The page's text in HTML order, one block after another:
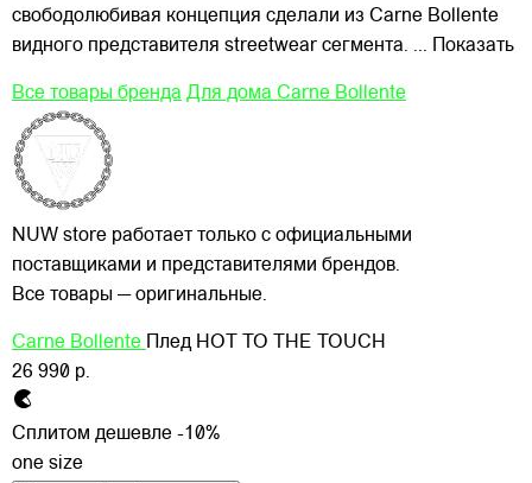
свободолюбивая концепция сделали из Carne Bollente
видного представителя streetwear сегмента. ... Показать
Все товары бренда Для дома Carne Bollente
NUW store работает только с официальными
поставщиками и представителями брендов.
Все товары — оригинальные.
Carne Bollente
Плед HOT TO THE TOUCH
26 990 р.
Сплитом дешевле -10%
one size